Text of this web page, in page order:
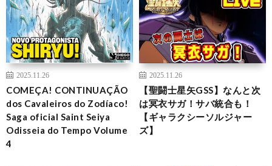
2025.11.26
COMEÇA! CONTINUAÇÃO
dos Cavaleiros do Zodíaco!
Saga oficial Saint Seiya
Odisseia do Tempo Volume
4
2025.11.26
【聖闘士星矢GSS】なんと次
は冥衣サガ！サバ統合も！
【ギャラクシーソルジャー
ズ】